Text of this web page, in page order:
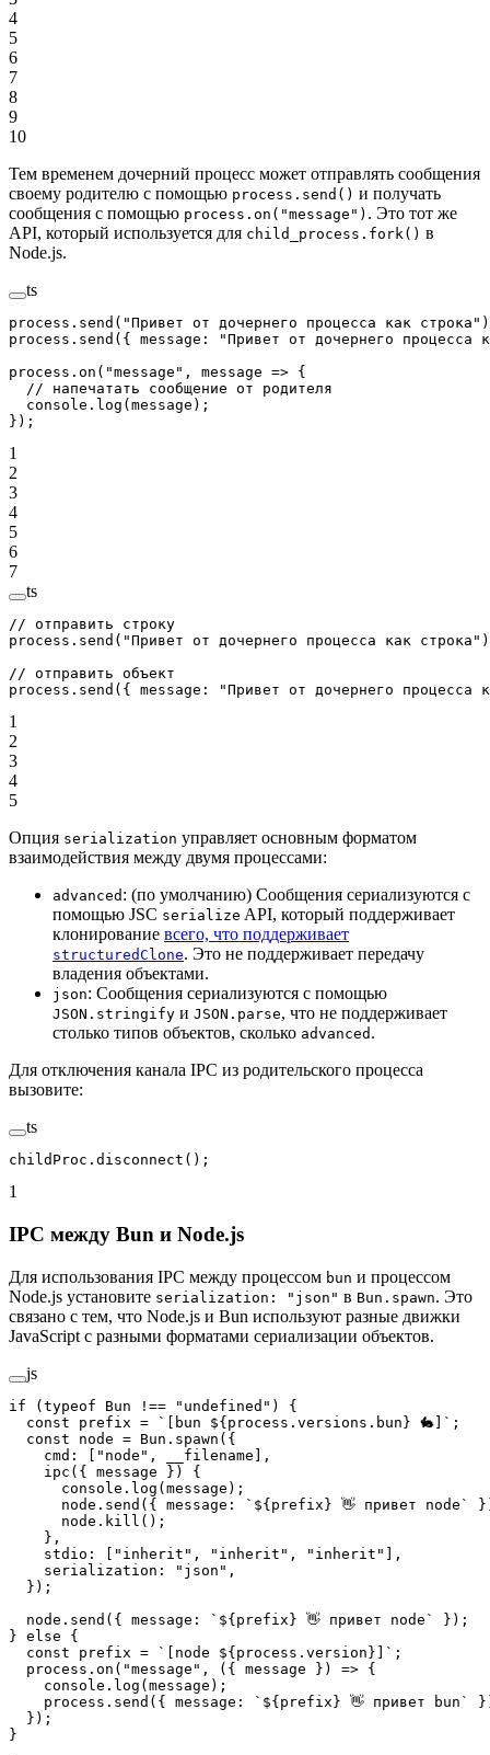
4
5
6
7
8
9
10
Тем временем дочерний процесс может отправлять сообщения
своему родителю с помощью process.send() и получать
сообщения с помощью process.on("message") . Это тот же
API, который используется для child_process.fork() в
Node.js.
ts
process. send ( "Привет от дочернего процесса как строка"
process. send ({ message:
"Привет от дочернего процесса
process. on ( "message" , message => {
  // напечатать сообщение от родителя
  console.
log (message);
});
1
2
3
4
5
6
7
ts
// отправить строку
process. send ( "Привет от дочернего процесса как строка"
// отправить объект
process. send ({ message: "Привет от дочернего процесса
1
2
3
4
5
Опция serialization управляет основным форматом
взаимодействия между двумя процессами:
advanced : (по умолчанию) Сообщения сериализуются с
помощью JSC serialize API, который поддерживает
клонирование всего, что поддерживает
structuredClone. Это не поддерживает передачу
владения объектами.
json: Сообщения сериализуются с помощью
JSON.stringify и JSON.parse, что не поддерживает
столько типов объектов, сколько advanced .
Для отключения канала IPC из родительского процесса
вызовите:
ts
childProc. disconnect ();
1
IPC между Bun и Node.js
Для использования IPC между процессом bun и процессом
Node.js установите serialization: "json" в Bun.spawn. Это
связано с тем, что Node.js и Bun используют разные движки
JavaScript с разными форматами сериализации объектов.
js
if (typeof Bun !== "undefined" ) {
  const
prefix = `[bun ${process . versions . bun} 🐇]` ;
  const
node = Bun. spawn ({
    cmd: [
"node" , __filename],
    ipc
({ message }) {
      console.
log (message);
      node.
send ({ message: `${prefix} 👋 привет node`
      node.
kill ();
    },
    stdio: [
"inherit" , "inherit" , "inherit" ],
    serialization:
"json" ,
  });
  node.
send ({ message: `${prefix} 👋 привет node`
});
} else {
  const
prefix = `[node ${process . version}]` ;
  process.
on ( "message" , ({ message }) => {
    console.
log (message);
    process.
send ({ message: `${prefix} 👋 привет bun`
  });
}